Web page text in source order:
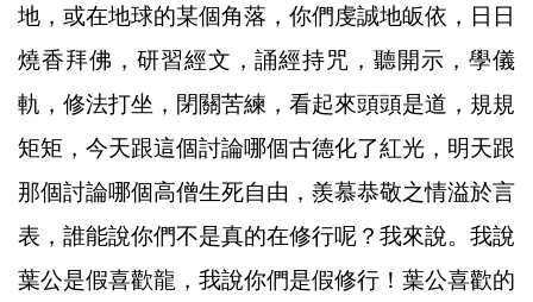
地，或在地球的某個角落，你們虔誠地皈依，日日
燒香拜佛，研習經文，誦經持咒，聽開示，學儀
軌，修法打坐，閉關苦練，看起來頭頭是道，規規
矩矩，今天跟這個討論哪個古德化了紅光，明天跟
那個討論哪個高僧生死自由，羨慕恭敬之情溢於言
表，誰能說你們不是真的在修行呢？我來說。我說
葉公是假喜歡龍，我說你們是假修行！葉公喜歡的